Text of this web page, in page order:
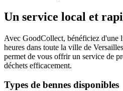
Un service local et
Avec GoodCollect, bénéficiez d'une
heures dans toute la ville de
permet de vous offrir un service de
déchets efficacement.
Types de bennes disponibles